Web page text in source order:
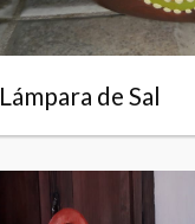
Lámpara de Sal